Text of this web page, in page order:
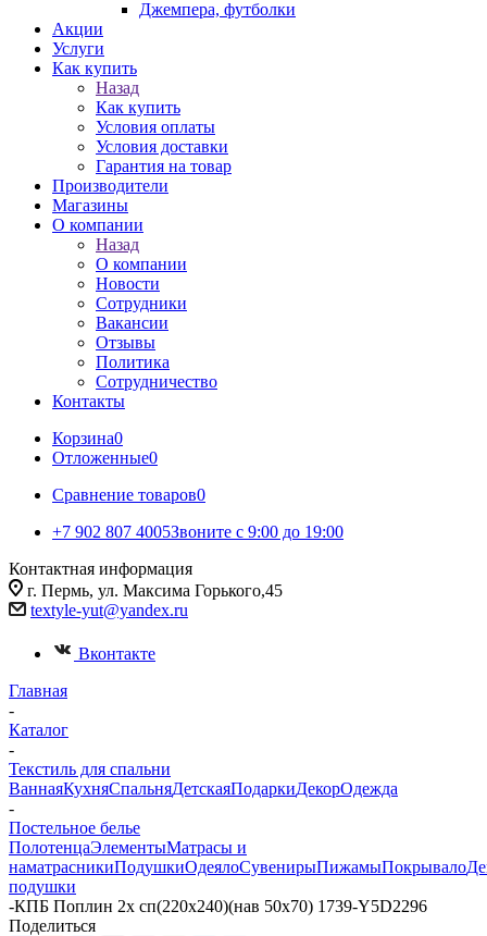
Джемпера, футболки
Акции
Услуги
Как купить
Назад
Как купить
Условия оплаты
Условия доставки
Гарантия на товар
Производители
Магазины
О компании
Назад
О компании
Новости
Сотрудники
Вакансии
Отзывы
Политика
Сотрудничество
Контакты
Корзина0
Отложенные0
Сравнение товаров0
+7 902 807 4005Звоните с 9:00 до 19:00
Контактная информация
г. Пермь, ул. Максима Горького,45
textyle-yut@yandex.ru
Вконтакте
Главная
-
Каталог
-
Текстиль для спальни
ВаннаяКухняСпальняДетскаяПодаркиДекорОдежда
-
Постельное белье
ПолотенцаЭлементыМатрасы и
наматрасникиПодушкиОдеялоСувенирыПижамыПокрывало
подушки
-КПБ Поплин 2х сп(220х240)(нав 50х70) 1739-Y5D2296
Поделиться